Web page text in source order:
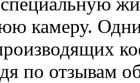
камеру.
по отзывам